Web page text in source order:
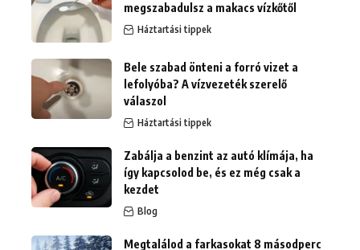
megszabadulsz a makacs vízkőtől
Háztartási tippek
Bele szabad önteni a forró vizet a
lefolyóba? A vízvezeték szerelő
válaszol
Háztartási tippek
Zabálja a benzint az autó klímája, ha
így kapcsolod be, és ez még csak a
kezdet
Blog
Megtalálod a farkasokat 8 másodperc